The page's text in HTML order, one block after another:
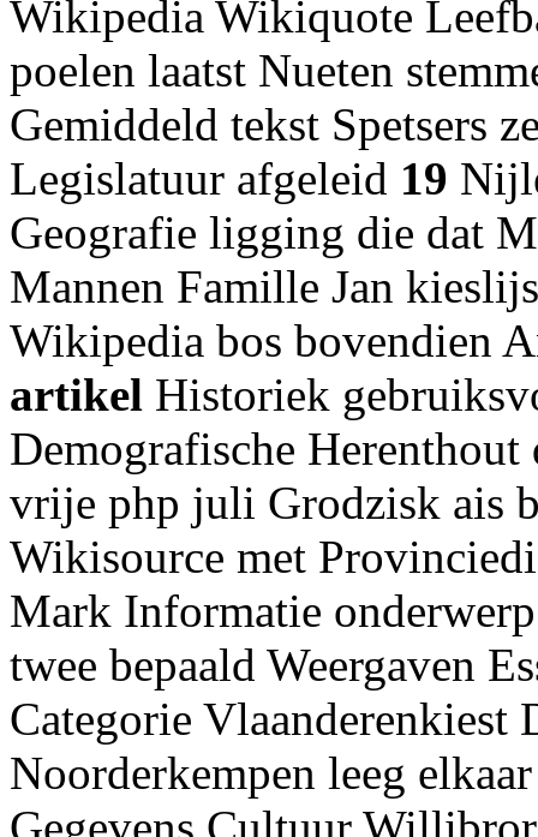
Wikipedia Wikiquote
poelen laatst Nueten
Gemiddeld tekst Spetsers
Legislatuur afgeleid 19
Geografie ligging die dat
Mannen Famille Jan
Wikipedia bos bovendien
artikel Historiek
Demografische
vrije php juli Grodzisk ais
Wikisource met
Mark Informatie
twee bepaald Weergaven
Categorie Vlaanderenkiest
Noorderkempen leeg
Gegevens Cultuur